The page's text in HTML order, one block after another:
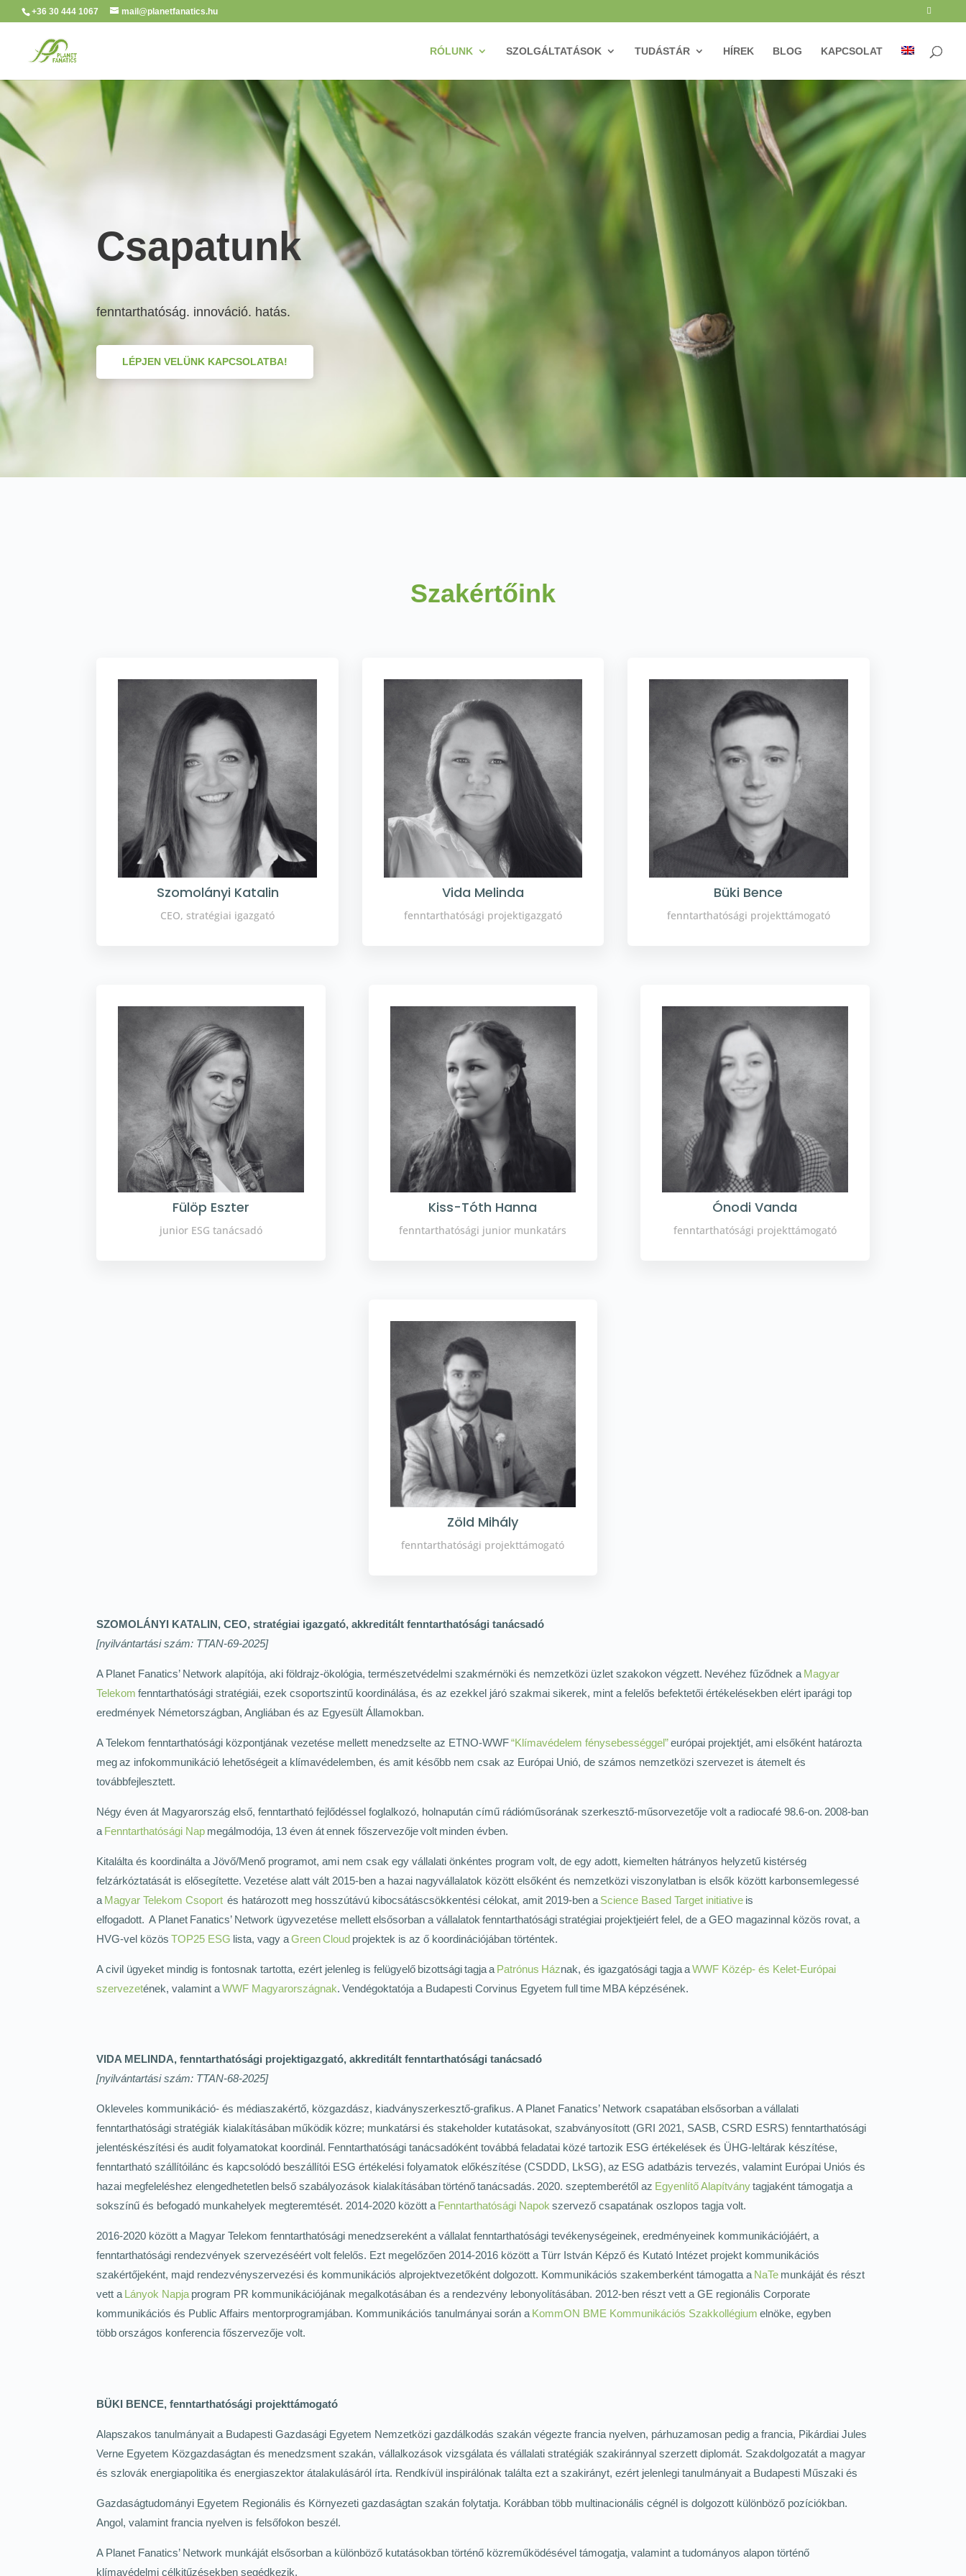
+36 30 444 1067 mail@planetfanatics.hu
RÓLUNK SZOLGÁLTATÁSOK TUDÁSTÁR HÍREK BLOG KAPCSOLAT
Csapatunk
fenntarthatóság. innováció. hatás.
LÉPJEN VELÜNK KAPCSOLATBA!
Szakértőink
Szomolányi Katalin
CEO, stratégiai igazgató
Vida Melinda
fenntarthatósági projektigazgató
Büki Bence
fenntarthatósági projekttámogató
Fülöp Eszter
junior ESG tanácsadó
Kiss-Tóth Hanna
fenntarthatósági junior munkatárs
Ónodi Vanda
fenntarthatósági projekttámogató
Zöld Mihály
fenntarthatósági projekttámogató
SZOMOLÁNYI KATALIN, CEO, stratégiai igazgató, akkreditált fenntarthatósági tanácsadó
[nyilvántartási szám: TTAN-69-2025]
A Planet Fanatics’ Network alapítója, aki földrajz-ökológia, természetvédelmi szakmérnöki és nemzetközi üzlet szakokon végzett. Nevéhez fűződnek a Magyar
Telekomfenntarthatósági stratégiái, ezek csoportszintű koordinálása, és az ezekkel járó szakmai sikerek, mint a felelős befektetői értékelésekben elért iparági top
eredmények Németországban, Angliában és az Egyesült Államokban.
A Telekom fenntarthatósági központjának vezetése mellett menedzselte az ETNO-WWF “Klímavédelem fénysebességgel” európai projektjét, ami elsőként határozta
meg az infokommunikáció lehetőségeit a klímavédelemben, és amit később nem csak az Európai Unió, de számos nemzetközi szervezet is átemelt és
továbbfejlesztett.
Négy éven át Magyarország első, fenntartható fejlődéssel foglalkozó, holnapután című rádióműsorának szerkesztő-műsorvezetője volt a radiocafé 98.6-on. 2008-ban
a Fenntarthatósági Nap megálmodója, 13 éven át ennek főszervezője volt minden évben.
Kitalálta és koordinálta a Jövő/Menő programot, ami nem csak egy vállalati önkéntes program volt, de egy adott, kiemelten hátrányos helyzetű kistérség
felzárkóztatását is elősegítette. Vezetése alatt vált 2015-ben a hazai nagyvállalatok között elsőként és nemzetközi viszonylatban is elsők között karbonsemlegessé
a Magyar Telekom Csoport és határozott meg hosszútávú kibocsátáscsökkentési célokat, amit 2019-ben a Science Based Target initiative is
elfogadott. A Planet Fanatics’ Network ügyvezetése mellett elsősorban a vállalatok fenntarthatósági stratégiai projektjeiért felel, de a GEO magazinnal közös rovat, a
HVG-vel közösTOP25 ESG lista, vagy aGreen Cloud projektek is az ő koordinációjában történtek.
A civil ügyeket mindig is fontosnak tartotta, ezért jelenleg is felügyelő bizottsági tagja a Patrónus Háznak, és igazgatósági tagja a WWF Közép- és Kelet-Európai
szervezetének, valamint a WWF Magyarországnak. Vendégoktatója a Budapesti Corvinus Egyetem full time MBA képzésének.
VIDA MELINDA, fenntarthatósági projektigazgató, akkreditált fenntarthatósági tanácsadó
[nyilvántartási szám: TTAN-68-2025]
Okleveles kommunikáció- és médiaszakértő, közgazdász, kiadványszerkesztő-grafikus. A Planet Fanatics’ Network csapatában elsősorban a vállalati
fenntarthatósági stratégiák kialakításában működik közre; munkatársi és stakeholder kutatásokat, szabványosított (GRI 2021, SASB, CSRD ESRS) fenntarthatósági
jelentéskészítési és audit folyamatokat koordinál. Fenntarthatósági tanácsadóként továbbá feladatai közé tartozik ESG értékelések és ÜHG-leltárak készítése,
fenntartható szállítóilánc és kapcsolódó beszállítói ESG értékelési folyamatok előkészítése (CSDDD, LkSG), az ESG adatbázis tervezés, valamint Európai Uniós és
hazai megfeleléshez elengedhetetlen belső szabályozások kialakításában történő tanácsadás. 2020. szeptemberétől az Egyenlítő Alapítványtagjaként támogatja a
sokszínű és befogadó munkahelyek megteremtését. 2014-2020 között a Fenntarthatósági Napok szervező csapatának oszlopos tagja volt.
2016-2020 között a Magyar Telekom fenntarthatósági menedzsereként a vállalat fenntarthatósági tevékenységeinek, eredményeinek kommunikációjáért, a
fenntarthatósági rendezvények szervezéséért volt felelős. Ezt megelőzően 2014-2016 között a Türr István Képző és Kutató Intézet projekt kommunikációs
szakértőjeként, majd rendezvényszervezési és kommunikációs alprojektvezetőként dolgozott. Kommunikációs szakemberként támogatta a NaTe munkáját és részt
vett a Lányok Napja program PR kommunikációjának megalkotásában és a rendezvény lebonyolításában. 2012-ben részt vett a GE regionális Corporate
kommunikációs és Public Affairs mentorprogramjában. Kommunikációs tanulmányai során a KommON BME Kommunikációs Szakkollégium elnöke, egyben
több országos konferencia főszervezője volt.
BÜKI BENCE, fenntarthatósági projekttámogató
Alapszakos tanulmányait a Budapesti Gazdasági Egyetem Nemzetközi gazdálkodás szakán végezte francia nyelven, párhuzamosan pedig a francia, Pikárdiai Jules
Verne Egyetem Közgazdaságtan és menedzsment szakán, vállalkozások vizsgálata és vállalati stratégiák szakiránnyal szerzett diplomát. Szakdolgozatát a magyar
és szlovák energiapolitika és energiaszektor átalakulásáról írta. Rendkívül inspirálónak találta ezt a szakirányt, ezért jelenlegi tanulmányait a Budapesti Műszaki és
Gazdaságtudományi Egyetem Regionális és Környezeti gazdaságtan szakán folytatja. Korábban több multinacionális cégnél is dolgozott különböző pozíciókban.
Angol, valamint francia nyelven is felsőfokon beszél.
A Planet Fanatics’ Network munkáját elsősorban a különböző kutatásokban történő közreműködésével támogatja, valamint a tudományos alapon történő
klímavédelmi célkitűzésekben segédkezik.